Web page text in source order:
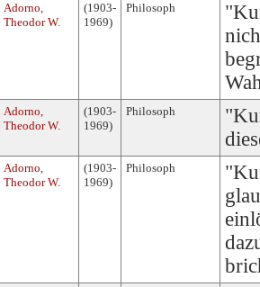
Adorno,
Theodor W.
(1903-
1969)
Philosoph
Adorno,
Theodor W.
(1903-
1969)
Philosoph
Adorno,
Theodor W.
(1903-
1969)
Philosoph